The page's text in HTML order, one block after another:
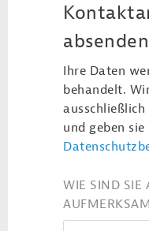
absenden
Ihre Daten
behandelt.
und geben
WIE SIND SIE